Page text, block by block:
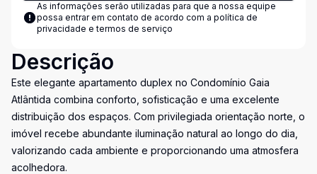
As informações serão utilizadas para que a nossa equipe
possa entrar em contato de acordo com a política de
privacidade e termos de serviço
Descrição
Este elegante apartamento duplex no Condomínio Gaia
Atlântida combina conforto, sofisticação e uma excelente
distribuição dos espaços. Com privilegiada orientação norte, o
imóvel recebe abundante iluminação natural ao longo do dia,
valorizando cada ambiente e proporcionando uma atmosfera
acolhedora.